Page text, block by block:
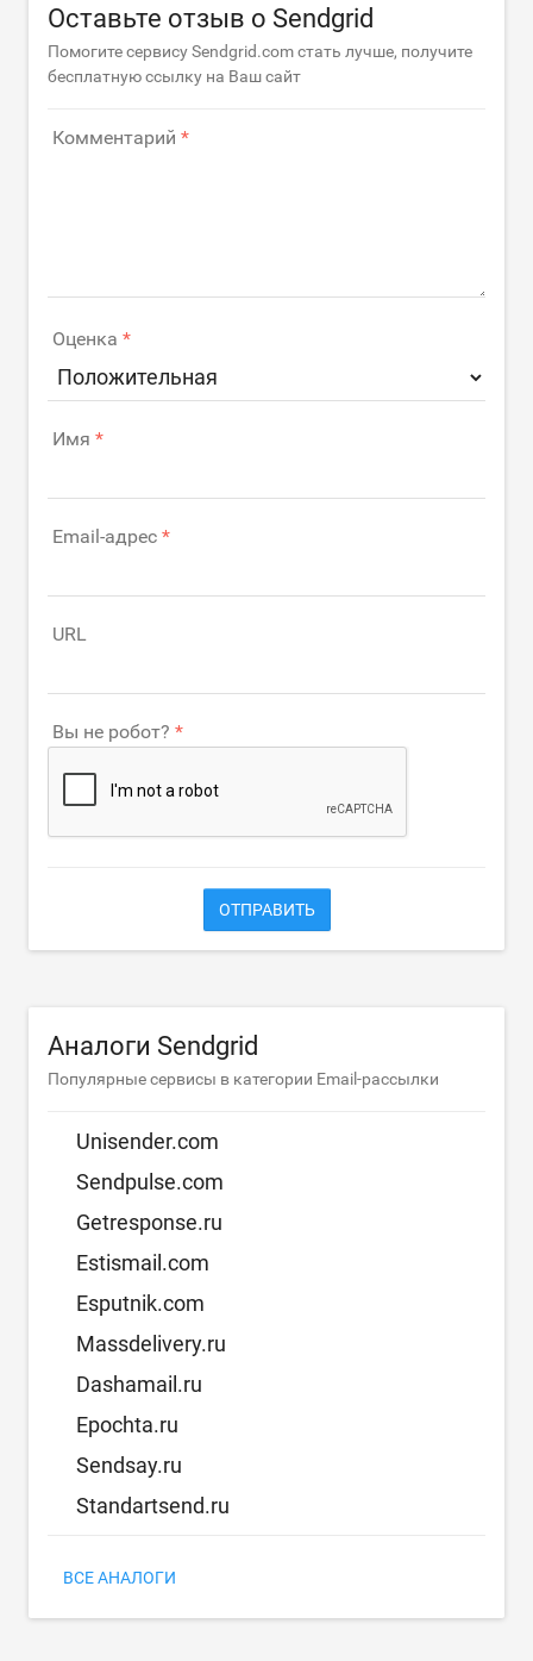
Оставьте отзыв о Sendgrid
Помогите сервису Sendgrid.com стать лучше, получите
бесплатную ссылку на Ваш сайт
Комментарий
Оценка
Имя
Email-адрес
URL
Вы не робот?
ОТПРАВИТЬ
Аналоги Sendgrid
Популярные сервисы в категории Email-рассылки
Unisender.com
Sendpulse.com
Getresponse.ru
Estismail.com
Esputnik.com
Massdelivery.ru
Dashamail.ru
Epochta.ru
Sendsay.ru
Standartsend.ru
ВСЕ АНАЛОГИ